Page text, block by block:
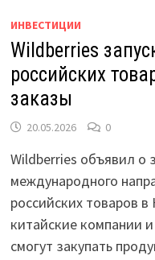
ИНВЕСТИЦИИ
Wildberries
российских
заказы
20.05.2026 0
Wildberries объявил о
международного
российских товаров
китайские компании
смогут закупать